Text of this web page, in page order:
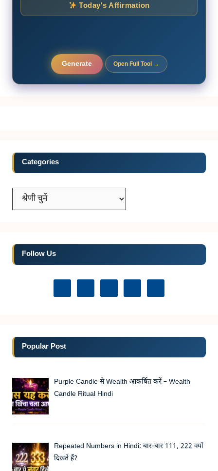
Today's Affirmation
Generate Open Full Tool →
Categories
Categories
Follow Us
Popular Post
Purple Candle से Wealth आकर्षित करें – Wealth
Candle Ritual Hindi
Repeated Numbers in Hindi: बार-बार 111, 222 क्यों
दिखते हैं?